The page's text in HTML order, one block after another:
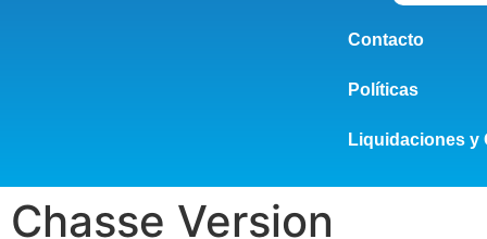
Contacto
Políticas
Liquidaciones y
Chasse Version